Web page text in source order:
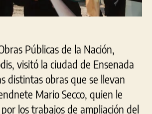
Públicas de la Nación,
visitó la ciudad de Ensenada
distintas obras que se llevan
Mario Secco, quien le
los trabajos de ampliación del